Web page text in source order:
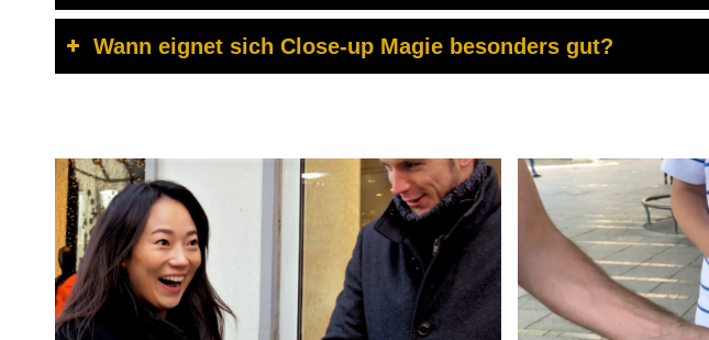
Wann eignet sich Close-up Magie besonders gut?